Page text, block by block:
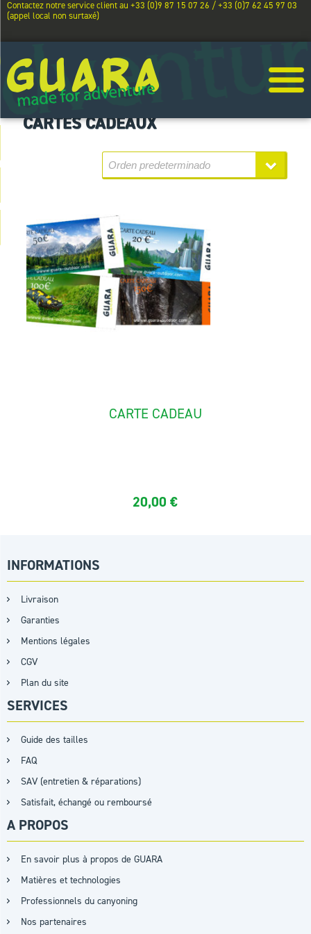
Contactez notre service client au +33 (0)9 87 15 07 26 / +33 (0)7 62 45 97 03
(appel local non surtaxé)
CARTES CADEAUX
CARTE CADEAU
20,00€
INFORMATIONS
Livraison
Garanties
Mentions légales
CGV
Plan du site
SERVICES
Guide des tailles
FAQ
SAV (entretien & réparations)
Satisfait, échangé ou remboursé
A PROPOS
En savoir plus à propos de GUARA
Matières et technologies
Professionnels du canyoning
Nos partenaires